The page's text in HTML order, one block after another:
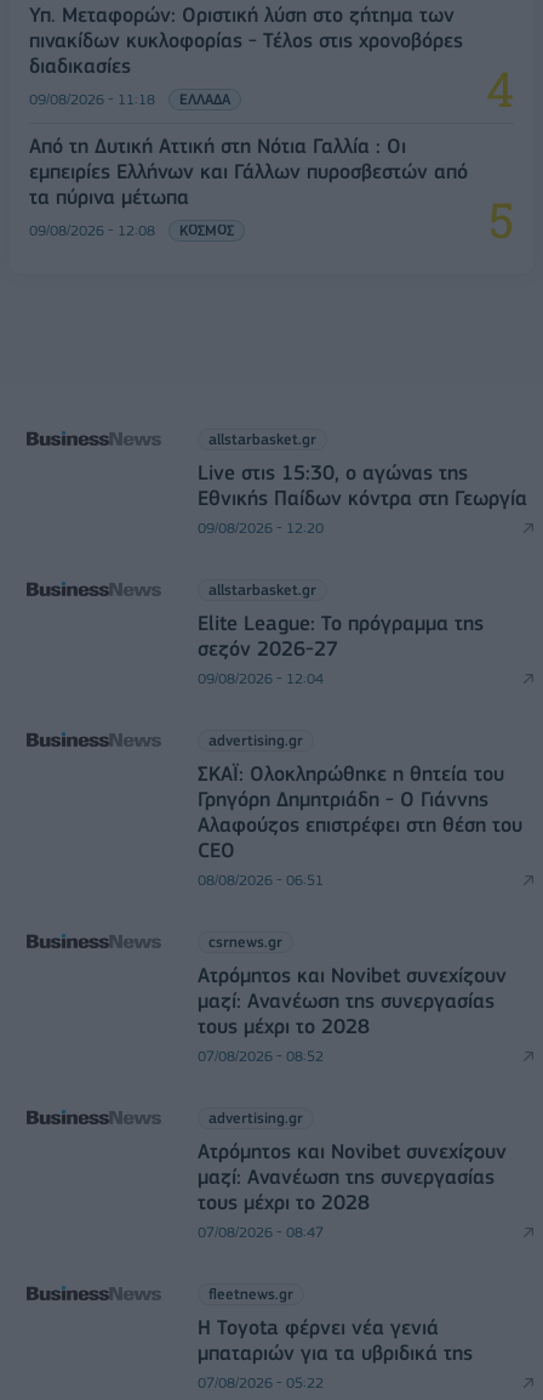
Υπ. Μεταφορών: Οριστική λύση στο ζήτημα των
πινακίδων κυκλοφορίας - Τέλος στις χρονοβόρες
διαδικασίες
09/08/2026 - 11:18 ΕΛΛΑΔΑ
Από τη Δυτική Αττική στη Νότια Γαλλία : Οι
εμπειρίες Ελλήνων και Γάλλων πυροσβεστών από
τα πύρινα μέτωπα
09/08/2026 - 12:08 ΚΟΣΜΟΣ
allstarbasket.gr
Live στις 15:30, ο αγώνας της
Εθνικής Παίδων κόντρα στη Γεωργία
09/08/2026 - 12:20
allstarbasket.gr
Elite League: Το πρόγραμμα της
σεζόν 2026-27
09/08/2026 - 12:04
advertising.gr
ΣΚΑΪ: Ολοκληρώθηκε η θητεία του
Γρηγόρη Δημητριάδη - Ο Γιάννης
Αλαφούζος επιστρέφει στη θέση του
CEO
08/08/2026 - 06:51
csrnews.gr
Ατρόμητος και Novibet συνεχίζουν
μαζί: Ανανέωση της συνεργασίας
τους μέχρι το 2028
07/08/2026 - 08:52
advertising.gr
Ατρόμητος και Novibet συνεχίζουν
μαζί: Ανανέωση της συνεργασίας
τους μέχρι το 2028
07/08/2026 - 08:47
fleetnews.gr
Η Toyota φέρνει νέα γενιά
μπαταριών για τα υβριδικά της
07/08/2026 - 05:22